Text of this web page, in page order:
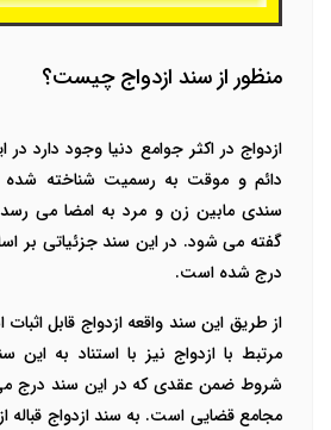
منظور از سند ازدواج چیست؟
ازدواج در اکثر جوامع دنیا وجود دارد در
دائم و موقت به رسمیت شناخته شده
سندی مابین زن و مرد به امضا می
گفته می شود. در این سند جزئیاتی بر
درج شده است.
از طریق این سند واقعه ازدواج قابل
مرتبط با ازدواج نیز با استناد به
شروط ضمن عقدی که در این سند درج
مجامع قضایی است. به سند ازدواج قباله